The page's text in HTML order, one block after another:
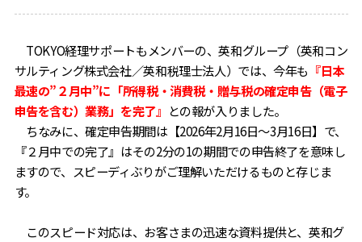
TOKYO経理サポートもメンバーの、英和グループ（英和コン
サルティング株式会社／英和税理士法人）では、今年も 『日本
最速の”２月中”に「所得税・消費税・贈与税の確定申告（電子
申告を含む）業務」を完了』 との報が入りました。
ちなみに、確定申告期間は【2026年2月16日～3月16日】で、
『２月中での完了』はその2分の1の期間での申告終了を意味し
ますので、スピーディぶりがご理解いただけるものと存じま
す。
このスピード対応は、お客さまの迅速な資料提供と、英和グ